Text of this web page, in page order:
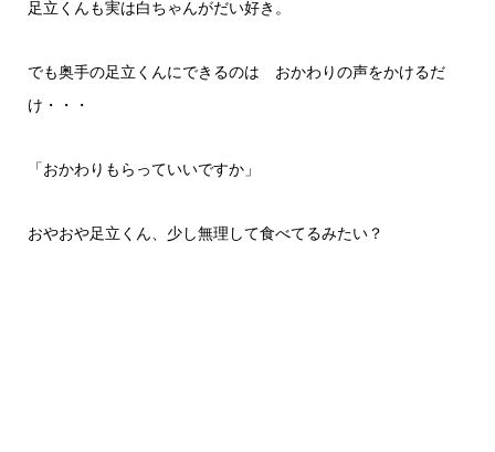
足立くんも実は白ちゃんがだい好き。
でも奥手の足立くんにできるのは おかわりの声をかけるだ
け・・・
「おかわりもらっていいですか」
おやおや足立くん、少し無理して食べてるみたい？